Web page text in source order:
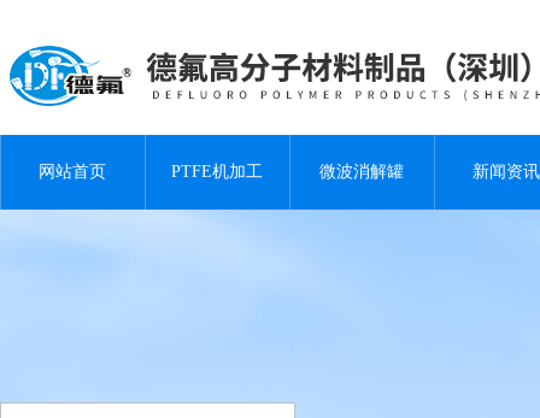
网站首页 PTFE机加工 微波消解罐 新闻资讯